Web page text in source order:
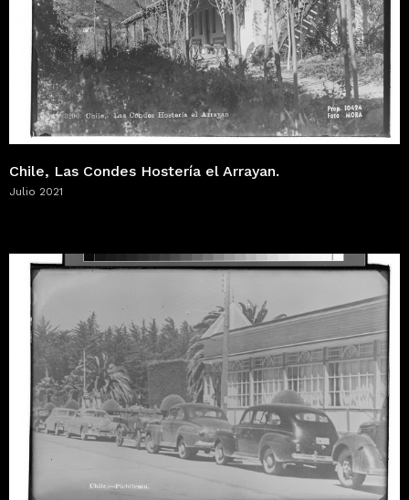
Chile, Las Condes Hostería el Arrayan.
Julio 2021